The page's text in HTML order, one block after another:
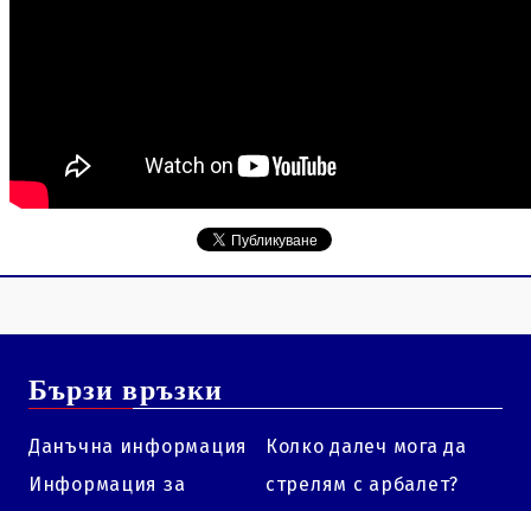
Бързи връзки
Данъчна информация
Информация за
Колко далеч мога да
стрелям с арбалет?